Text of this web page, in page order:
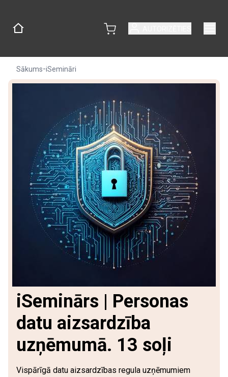
Sākums-iSemināri
iSeminārs | Personas
datu aizsardzība
uzņēmumā. 13 soļi
Vispārīgā datu aizsardzības regula uzņēmumiem